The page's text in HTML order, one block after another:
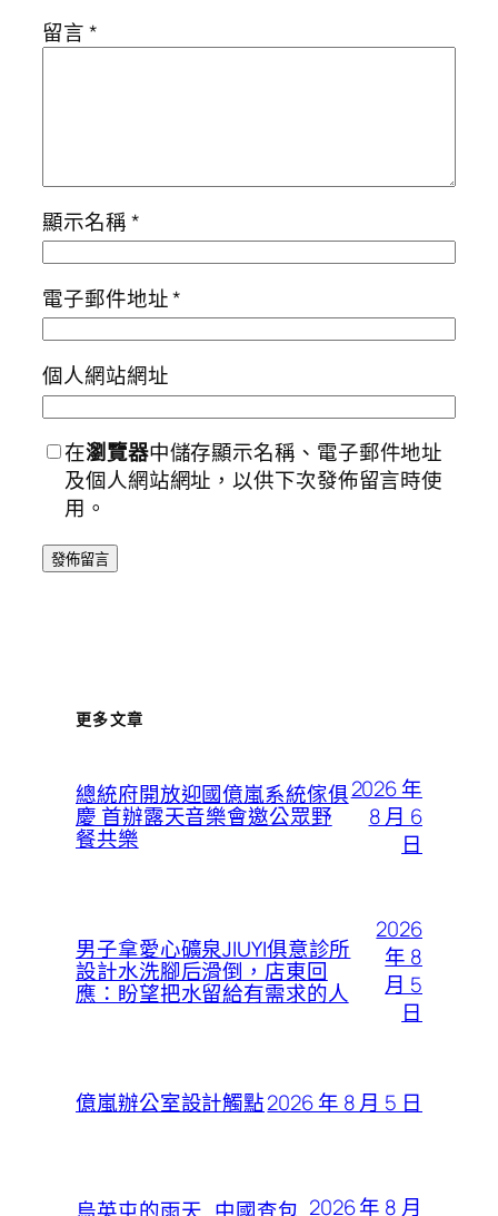
留言*
顯示名稱*
電子郵件地址*
個人網站網址
在瀏覽器中儲存顯示名稱、電子郵件地址
及個人網站網址，以供下次發佈留言時使
用。
更多文章
總統府開放迎國億嵐系統傢俱
慶 首辦露天音樂會邀公眾野
餐共樂
2026 年
8 月 6
日
男子拿愛心礦泉JIUYI俱意診所
設計水洗腳后滑倒，店東回
應：盼望把水留給有需求的人
2026
年 8
月 5
日
億嵐辦公室設計觸點2026 年 8 月 5 日
2026 年 8 月